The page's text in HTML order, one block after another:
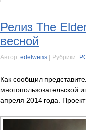
Релиз The
весной
Автор: edelweiss Рубрики:
Как сообщил
многопользовательской
апреля 2014 года.